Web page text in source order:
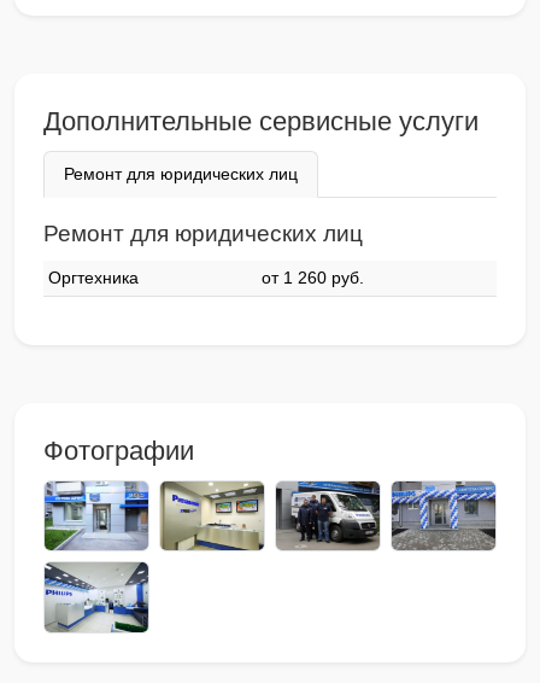
Дополнительные сервисные услуги
Ремонт для юридических лиц
Ремонт для юридических лиц
Оргтехника от 1 260 pyб.
Фотографии